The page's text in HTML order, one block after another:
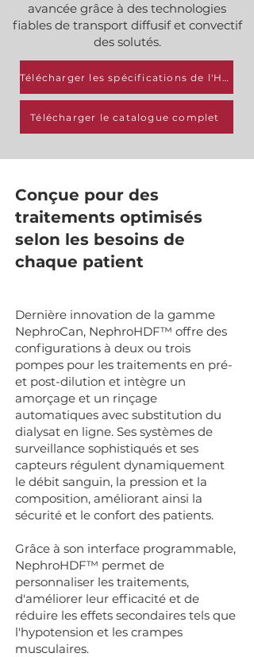
avancée grâce à des technologies
fiables de transport diffusif et convectif
des solutés.
Télécharger les spécifications de l'HDF
Télécharger le catalogue complet
Conçue pour des
traitements optimisés
selon les besoins de
chaque patient
Dernière innovation de la gamme
NephroCan, NephroHDF™ offre des
configurations à deux ou trois
pompes pour les traitements en pré-
et post-dilution et intègre un
amorçage et un rinçage
automatiques avec substitution du
dialysat en ligne. Ses systèmes de
surveillance sophistiqués et ses
capteurs régulent dynamiquement
le débit sanguin, la pression et la
composition, améliorant ainsi la
sécurité et le confort des patients.
Grâce à son interface programmable,
NephroHDF™ permet de
personnaliser les traitements,
d'améliorer leur efficacité et de
réduire les effets secondaires tels que
l'hypotension et les crampes
musculaires.